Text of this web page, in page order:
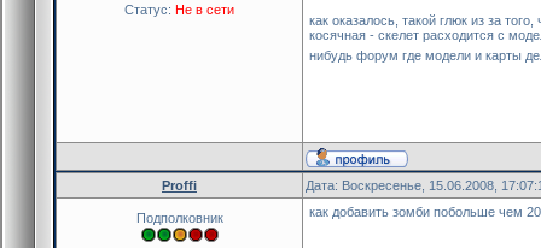
Статус: Не в сети
как оказалось, такой глюк из за
косячная - скелет расходится с
нибудь форум где модели и карты
Proffi Дата: Воскресенье, 15.06.2008,
Подполковник как добавить зомби побольше чем